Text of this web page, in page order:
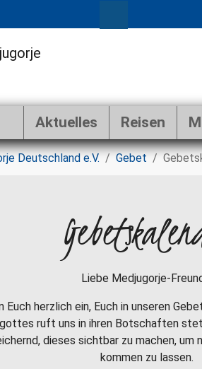
Aktuelles Reisen
Deutschland e.V. Gebet
Liebe Medjugorje-
Euch herzlich ein, Euch in unseren
ruft uns in ihren Botschaften
dieses sichtbar zu machen, um
kommen zu lassen.